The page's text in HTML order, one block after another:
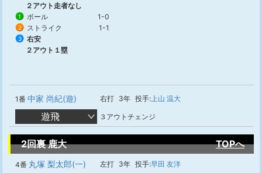
２アウト走者なし
1 ボール 1-0
2 ストライク 1-1
3
右安
２アウト１塁
1番 中家 尚紀(遊) 右打 3年 投手:上山 温大
遊飛 ３アウトチェンジ
2回裏 鹿大 TOPへ
4番 丸塚 梨太郎(一) 左打 3年 投手:早田 友洋